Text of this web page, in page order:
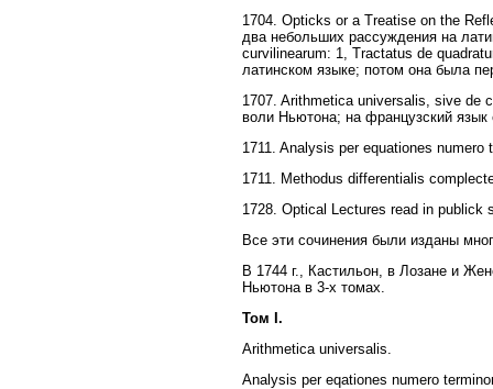
1704. Opticks or a Treatise on the
два небольших рассуждения на
curvilinearum: 1, Tractatus de
латинском языке; потом она была
1707. Arithmetica universalis, sive de
воли Ньютона; на французский язык
1711. Analysis per equationes numero
1711. Methodus differentialis
1728. Optical Lectures read in publick
Все эти сочинения были изданы
В 1744 г., Кастильон, в Лозане и
Ньютона в 3-х томах.
Том I.
Arithmetica universalis.
Analysis per eqationes numero